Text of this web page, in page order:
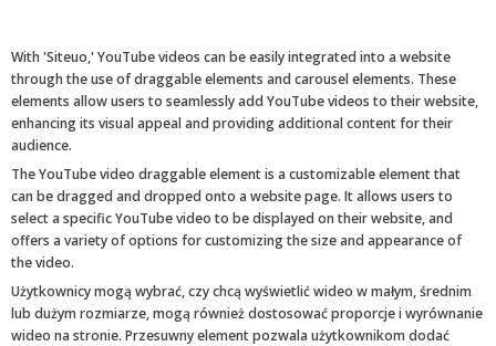
With 'Siteuo,' YouTube videos can be easily integrated into a website
through the use of draggable elements and carousel elements. These
elements allow users to seamlessly add YouTube videos to their website,
enhancing its visual appeal and providing additional content for their
audience.
The YouTube video draggable element is a customizable element that
can be dragged and dropped onto a website page. It allows users to
select a specific YouTube video to be displayed on their website, and
offers a variety of options for customizing the size and appearance of
the video.
Użytkownicy mogą wybrać, czy chcą wyświetlić wideo w małym, średnim
lub dużym rozmiarze, mogą również dostosować proporcje i wyrównanie
wideo na stronie. Przesuwny element pozwala użytkownikom dodać